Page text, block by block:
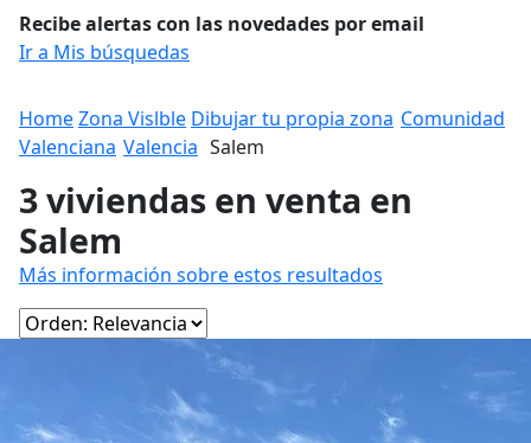
Recibe alertas con las novedades por email
Ir a Mis búsquedas
HomeZona Vislble Dibujar tu propia zona Comunidad
Valenciana Valencia Salem
3 viviendas en venta en
Salem
Más información sobre estos resultados